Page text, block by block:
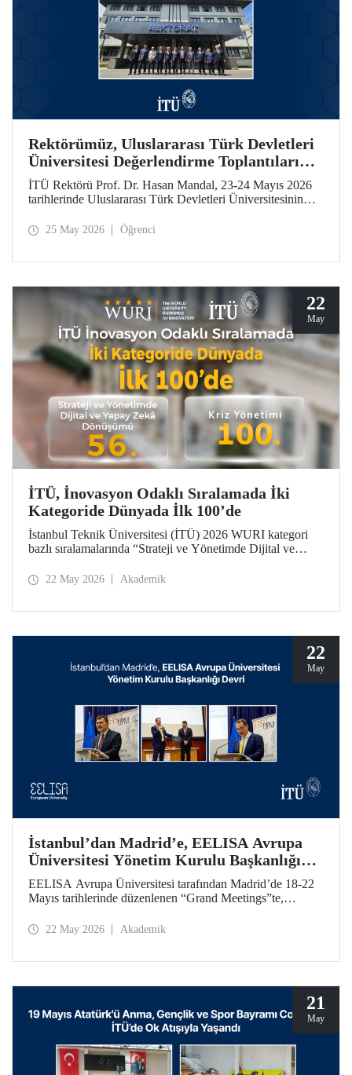
Rektörümüz, Uluslararası Türk Devletleri
Üniversitesi Değerlendirme Toplantıları
İçin Özbekistan’daydı
İTÜ Rektörü Prof. Dr. Hasan Mandal, 23-24 Mayıs 2026
tarihlerinde Uluslararası Türk Devletleri Üniversitesinin
25 May 2026 Öğrenci
22
May
İTÜ, İnovasyon Odaklı Sıralamada İki
Kategoride Dünyada İlk 100’de
İstanbul Teknik Üniversitesi (İTÜ) 2026 WURI kategori
bazlı sıralamalarında “Strateji ve Yönetimde Dijital ve
100’üncü oldu.
22 May 2026 Akademik
22
May
İstanbul’dan Madrid’e, EELISA Avrupa
Üniversitesi Yönetim Kurulu Başkanlığı
Devri
EELISA Avrupa Üniversitesi tarafından Madrid’de 18-22
Mayıs tarihlerinde düzenlenen “Grand Meetings”te,
UPM’e geçti. İTÜ Rektörü Prof. Dr. Hasan Mandal, 6 ay
22 May 2026 Akademik
21
May